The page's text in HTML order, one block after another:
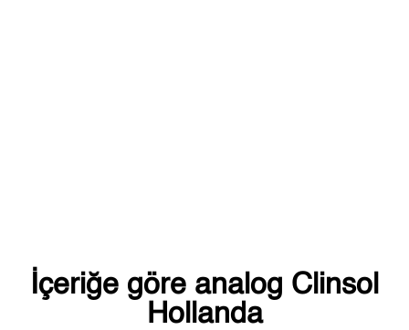
İçeriğe göre analog Clinsol
Hollanda